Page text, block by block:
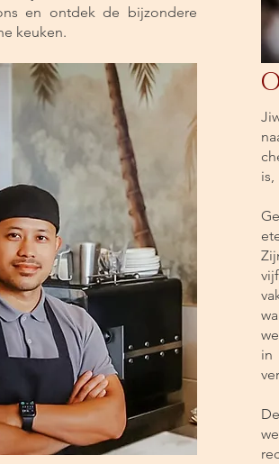
en ontdek de bijzondere
keuken.
is,
in